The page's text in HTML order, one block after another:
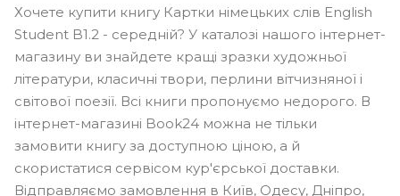
Хочете купити книгу Картки німецьких слів English
Student B1.2 - середній? У каталозі нашого інтернет-
магазину ви знайдете кращі зразки художньої
літератури, класичні твори, перлини вітчизняної і
світової поезії. Всі книги пропонуємо недорого. В
інтернет-магазині Book24 можна не тільки
замовити книгу за доступною ціною, а й
скористатися сервісом кур'єрської доставки.
Відправляємо замовлення в Київ, Одесу, Дніпро,